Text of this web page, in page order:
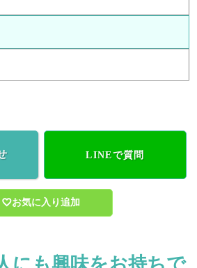
LINEで質問
お気に入り追加